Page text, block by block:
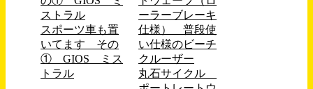
スポーツ車も置
いてます その
① GIOS ミス
トラル
丸石サイクル